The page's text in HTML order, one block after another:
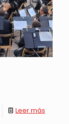
Leer más